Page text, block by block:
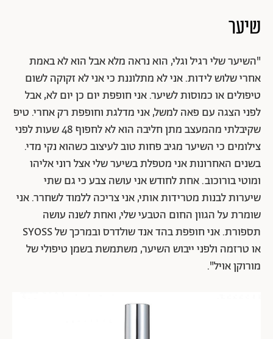
שיער
"השיער שלי רגיל וגלי, הוא נראה מלא אבל הוא לא באמת
אחרי שלוש לידות. אני לא מתלוננת כי אני לא זקוקה לשום
טיפולים או כמוסות לשיער. אני חופפת יום כן יום לא, אבל
לפני הצגה עם פאה למשל, אני מדלגת וחופפת רק אחרי. טיפ
שקיבלתי מהמעצב מתן חליבה הוא לא לחפוף 48 שעות לפני
צילומים כי השיער מגיב פחות טוב לעיצוב כשהוא נקי מדי.
בשנים האחרונות אני מטפלת בשיער שלי אצל רוני אליהו
ומוטי בורוכוב. אחת לחודש אני עושה צבע כי גם שתי
שיערות לבנות מטרידות אותי, אני צריכה ללמוד לשחרר. אני
שומרת על הגוון החום הטבעי שלי, ואחת לשנה עושה
תספורת. אני חופפת בהד אנד שולדרס ובמרכך של SYOSS
או טרזמה ולפני ייבוש השיער, משתמשת בשמן טיפולי של
מורוקן אויל".